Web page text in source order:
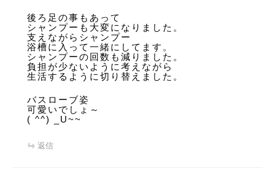
後ろ足の事もあって
シャンプーも大変になりました。
支えながらシャンプー
浴槽に入って一緒にしてます。
シャンプーの回数も減りました。
負担が少ないように考えながら
生活するように切り替えました。
バスローブ姿
可愛いでしょ～
( ^^) _U~~
返信